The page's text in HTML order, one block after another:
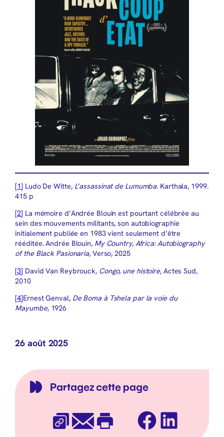
[1] Ludo De Witte, L’assassinat de Lumumba. Karthala, 1999.
415 p
[2] La mémoire d’Andrée Blouin est pourtant célébrée au
sein des mouvements militants, son autobiographie
initialement publiée en 1983 vient seulement d’être
rééditée. Andrée Blouin, My Country, Africa: Autobiography
of the Black Pasionaria, Verso, 2025
[3] David Van Reybrouck, Congo, une histoire, Actes Sud,
2010
[4]Ernest Genval, De Boma à Tshela par la voie du
Mayumbe, 1926
26 août 2025
Partagez cette page
Copier l’URL
E-mail Imprimer FacebookLinkedIn